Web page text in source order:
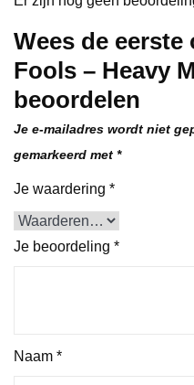
Wees de eerste
Fools – Heavy
beoordelen
Je e-mailadres wordt niet
gemarkeerd met *
Je waardering *
Je beoordeling *
Naam *